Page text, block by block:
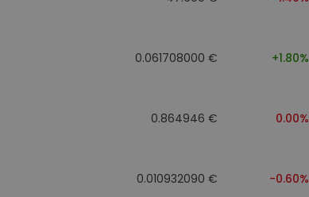
0.061708000 € +1.80%
0.864946 € 0.00%
0.010932090 € -0.60%